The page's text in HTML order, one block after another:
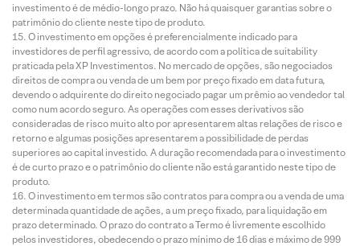
investimento é de médio-longo prazo. Não há quaisquer garantias sobre o
patrimônio do cliente neste tipo de produto.
O investimento em opções é preferencialmente indicado para
investidores de perfil agressivo, de acordo com a política de suitability
praticada pela XP Investimentos. No mercado de opções, são negociados
direitos de compra ou venda de um bem por preço fixado em data futura,
devendo o adquirente do direito negociado pagar um prêmio ao vendedor tal
como num acordo seguro. As operações com esses derivativos são
consideradas de risco muito alto por apresentarem altas relações de risco e
retorno e algumas posições apresentarem a possibilidade de perdas
superiores ao capital investido. A duração recomendada para o investimento
é de curto prazo e o patrimônio do cliente não está garantido neste tipo de
produto.
O investimento em termos são contratos para compra ou a venda de uma
determinada quantidade de ações, a um preço fixado, para liquidação em
prazo determinado. O prazo do contrato a Termo é livremente escolhido
pelos investidores, obedecendo o prazo mínimo de 16 dias e máximo de 999